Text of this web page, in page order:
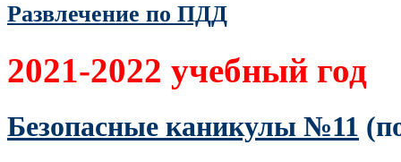
Развлечение по ПДД
2021-2022 учебный год
Безопасные каникулы №11